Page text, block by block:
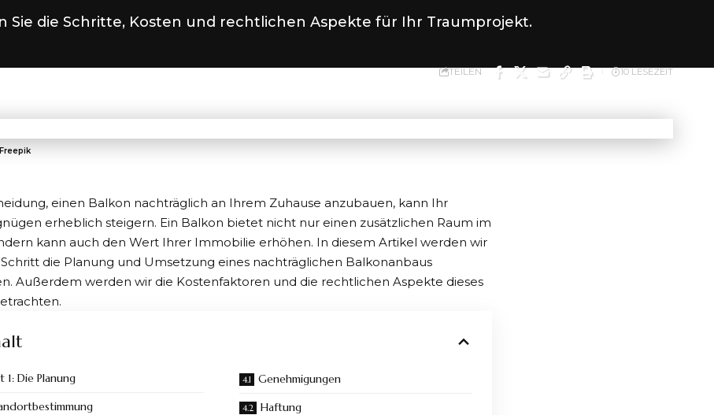
Sie die Schritte, Kosten und rechtlichen Aspekte für Ihr Traumprojekt.
TEILEN 10 LESEZEIT
einen Balkon nachträglich an Ihrem Zuhause anzubauen, kann Ihr
erheblich steigern. Ein Balkon bietet nicht nur einen zusätzlichen Raum im
kann auch den Wert Ihrer Immobilie erhöhen. In diesem Artikel werden wir
die Planung und Umsetzung eines nachträglichen Balkonanbaus
Außerdem werden wir die Kostenfaktoren und die rechtlichen Aspekte dieses
1: Die Planung
Genehmigungen
Haftung